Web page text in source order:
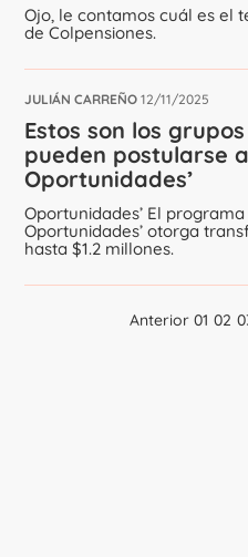
Ojo, le contamos cuál es el
de Colpensiones.
JULIÁN CARREÑO 12/11/2025
Estos son los
pueden postularse
Oportunidades’
Oportunidades’ El programa
Oportunidades’ otorga
hasta $1.2 millones.
Anterior 01 02